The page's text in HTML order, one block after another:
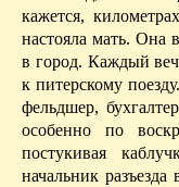
кажется,
настояла мать. Она
в город. Каждый
к питерскому поезду.
фельдшер,
особенно по
постукивая
начальник